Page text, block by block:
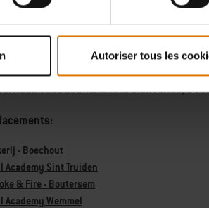
Autoriser tous les
les astuces du barbecue? Sur nos 7 sites
nous faisons du barbecue un
autour du barbecue, l'expérience ultime
Nous vous souhaitons la bienvenue, à
- Boechout
Academy Sint Truiden
& Fire - Boutersem
Academy Wemmel